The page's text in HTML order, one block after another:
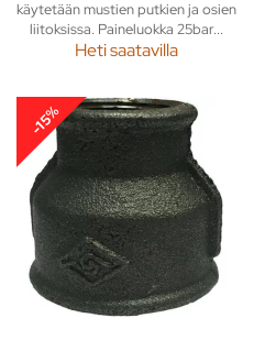
käytetään mustien putkien ja osien
liitoksissa. Paineluokka 25bar...
Heti saatavilla
-15%